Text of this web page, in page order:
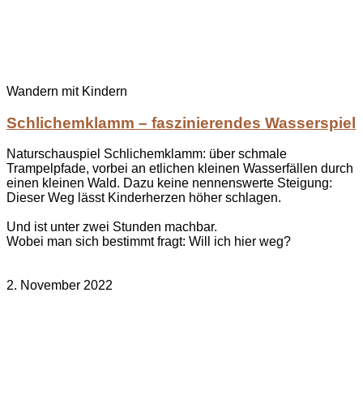
Wandern mit Kindern
Schlichemklamm – faszinierendes Wasserspiel
Naturschauspiel Schlichemklamm: über schmale
Trampelpfade, vorbei an etlichen kleinen Wasserfällen durch
einen kleinen Wald. Dazu keine nennenswerte Steigung:
Dieser Weg lässt Kinderherzen höher schlagen.
Und ist unter zwei Stunden machbar.
Wobei man sich bestimmt fragt: Will ich hier weg?
2. November 2022